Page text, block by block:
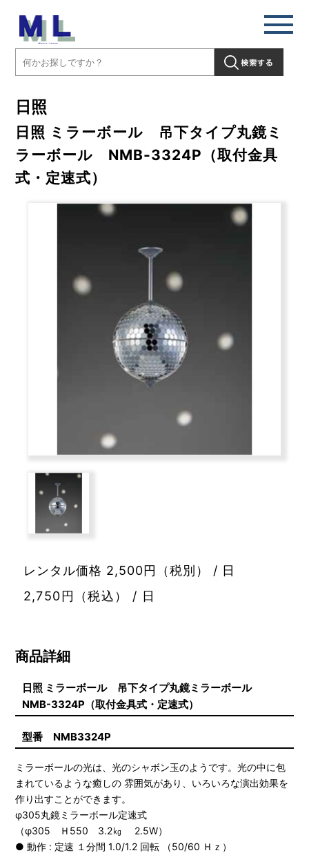
日照
日照 ミラーボール 吊下タイプ丸鏡ミ
ラーボール NMB-3324P（取付金具
式・定速式）
レンタル価格 2,500円（税別） / 日
2,750円（税込） / 日
商品詳細
日照 ミラーボール 吊下タイプ丸鏡ミラーボール
NMB-3324P（取付金具式・定速式）
型番 NMB3324P
ミラーボールの光は、光のシャボン玉のようです。光の中に包
まれているような癒しの 雰囲気があり、いろいろな演出効果を
作り出すことができます。
φ305丸鏡ミラーボール定速式
（φ305 Ｈ550 3.2㎏ 2.5W）
● 動作 : 定速 １分間 1.0/1.2 回転 （50/60 Ｈｚ）